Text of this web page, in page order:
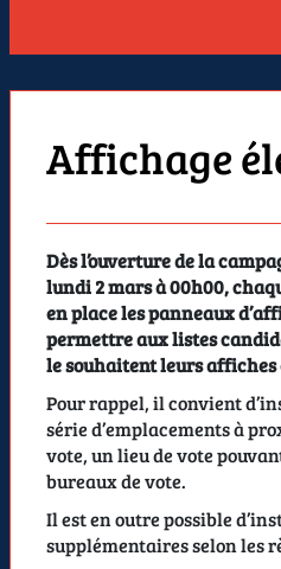
Affichage
Dès l’ouverture de la
lundi 2 mars à 00h00,
en place les panneaux
permettre aux listes
le souhaitent leurs affiches
Pour rappel, il convient
série d’emplacements à
vote, un lieu de vote
bureaux de vote.
Il est en outre possible
supplémentaires selon les